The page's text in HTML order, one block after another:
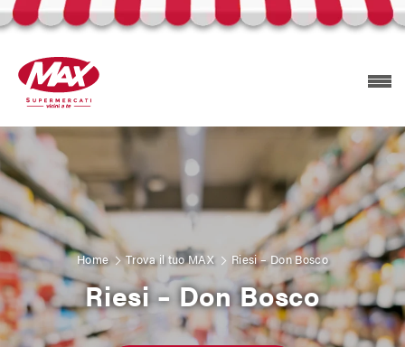
Prodotti Selex
Esplora volantini
Trova il tuo MAX
Home Trova il tuo MAX Riesi – Don Bosco
Riesi – Don Bosco